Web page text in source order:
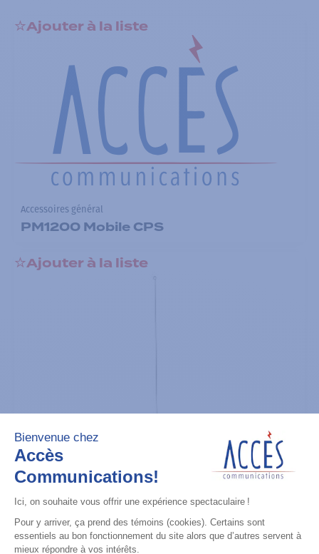
Ajouter à la liste
Accessoires général
PM1200 Mobile CPS
Ajouter à la liste